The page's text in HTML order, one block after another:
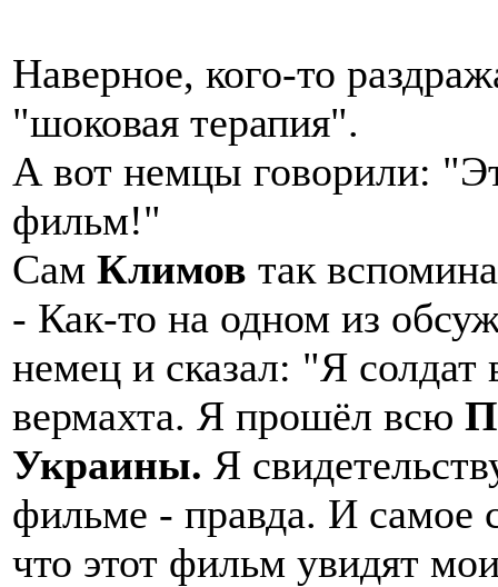
Наверное, кого-то
"шоковая терапия".
А вот немцы говорили:
фильм!"
Сам Климов так
- Как-то на одном из
немец и сказал: "Я
вермахта. Я прошёл всю
Украины. Я
фильме - правда. И самое
что этот фильм увидят